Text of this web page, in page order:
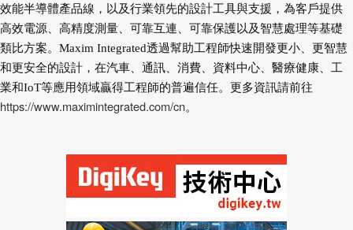
效能半導體產品線，以及行業領先的設計工具與支援，為客戶提供
高效電源、高精度測量、可靠互連、可靠保護以及智慧處理等基礎
類比方案。Maxim Integrated透過幫助工程師快速開發更小、更智慧
和更安全的設計，在汽車、通訊、消費、資料中心、醫療健康、工
業和IoT等應用領域贏得工程師的普遍信任。更多資訊請前往
https://www.maximintegrated.com/cn。